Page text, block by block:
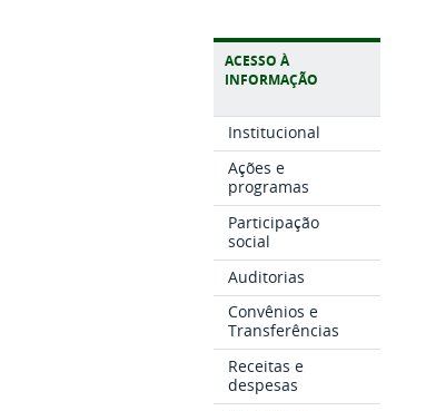
ACESSO À
INFORMAÇÃO
Institucional
Ações e
programas
Participação
social
Auditorias
Convênios e
Transferências
Receitas e
despesas